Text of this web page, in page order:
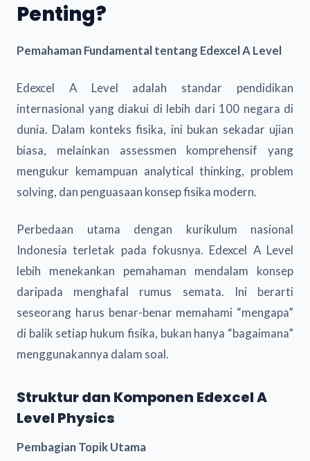
Penting?
Pemahaman Fundamental tentang Edexcel A Level
Edexcel A Level adalah standar pendidikan
internasional yang diakui di lebih dari 100 negara di
dunia. Dalam konteks fisika, ini bukan sekadar ujian
biasa, melainkan assessmen komprehensif yang
mengukur kemampuan analytical thinking, problem
solving, dan penguasaan konsep fisika modern.
Perbedaan utama dengan kurikulum nasional
Indonesia terletak pada fokusnya. Edexcel A Level
lebih menekankan pemahaman mendalam konsep
daripada menghafal rumus semata. Ini berarti
seseorang harus benar-benar memahami “mengapa”
di balik setiap hukum fisika, bukan hanya “bagaimana”
menggunakannya dalam soal.
Struktur dan Komponen Edexcel A
Level Physics
Pembagian Topik Utama